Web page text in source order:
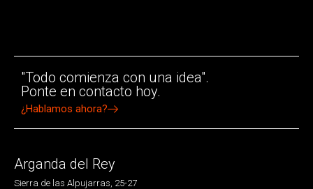
"Todo comienza con una idea".
Ponte en contacto hoy.
¿Hablamos ahora?
Arganda del Rey
Sierra de las Alpujarras, 25-27